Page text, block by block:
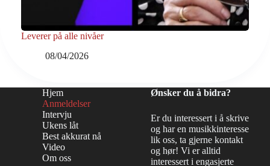
Leverer på alle nivåer
08/04/2026
Hjem
Anmeldelser
Intervju
Ukens låt
Best akkurat nå
Video
Om oss
Ønsker du å bidra?
Er du interessert i å skrive
og har en musikkinteresse
lik oss, ta gjerne kontakt
og hør! Vi er alltid
interessert i engasjerte